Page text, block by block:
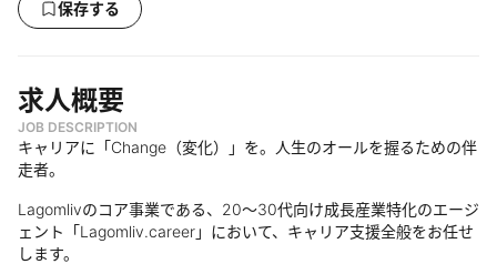
保存する
求人概要
JOB DESCRIPTION
キャリアに「Change（変化）」を。人生のオールを握るための伴
走者。
Lagomlivのコア事業である、20〜30代向け成長産業特化のエージ
ェント「Lagomliv.career」において、キャリア支援全般をお任せ
します。